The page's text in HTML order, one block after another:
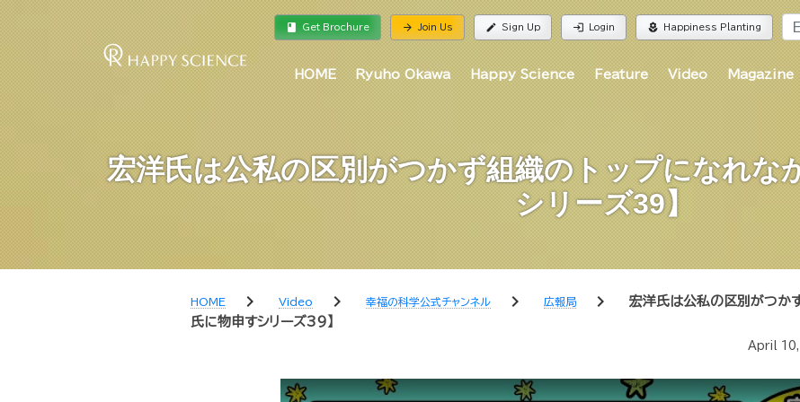
book Get Brochure arrow_forward Join Us edit Sign Up login Login local_florist Happiness Planting
HOME Ryuho Okawa Happy Science Feature Video Magazine
宏洋氏は公私の区別がつかず組織のトップになれな
シリーズ39】
HOME chevron_right Video chevron_right 幸福の科学公式チャンネル chevron_right 広報局 chevron_right
宏洋氏は公私の区別がつか
氏に物申すシリーズ39】
April